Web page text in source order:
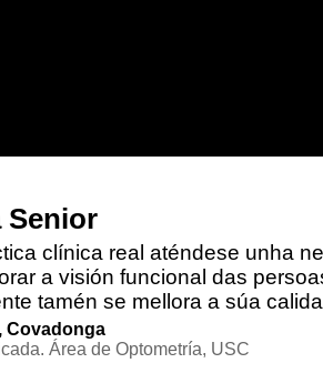
Senior
clínica real aténdese unha
a visión funcional das
tamén se mellora a súa
Covadonga
Área de Optometría, USC